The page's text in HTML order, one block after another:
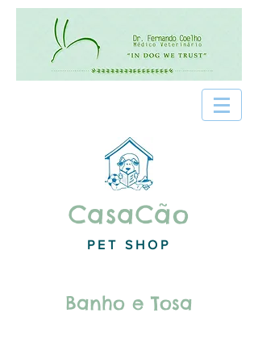
Banho e Tosa
CasaCão
PET SHOP